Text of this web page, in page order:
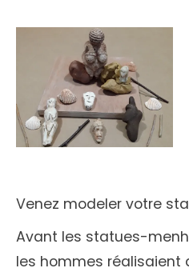
Venez modeler votre
Avant les statues-
les hommes